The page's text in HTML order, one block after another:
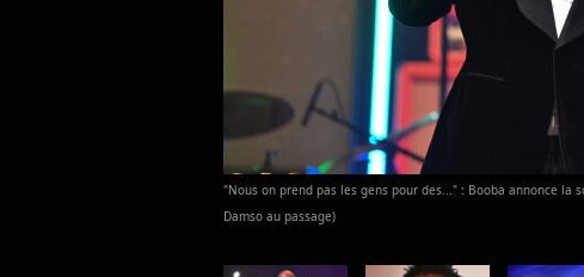
"Nous on prend pas les gens pour des..." : Booba annonce
Damso au passage)